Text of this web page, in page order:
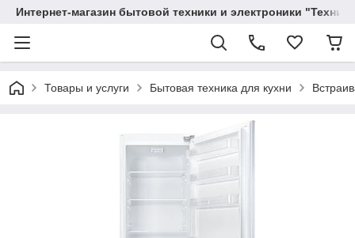
Интернет-магазин бытовой техники и электроники
Товары и услуги Бытовая техника для кухни